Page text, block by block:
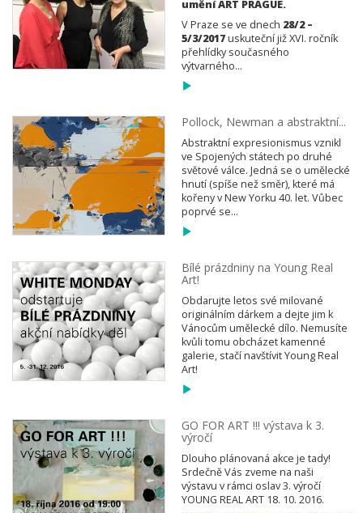
umění ART PRAGUE.
V Praze se ve dnech 28/2 –
5/3/2017uskuteční již XVI. ročník
přehlídky současného
výtvarného...
Pollock, Newman a abstraktní...
Abstraktní expresionismus vznikl
ve Spojených státech po druhé
světové válce. Jedná se o umělecké
hnutí (spíše než směr), které má
kořeny v New Yorku 40. let. Vůbec
poprvé se...
Bílé prázdniny na Young Real
Art!
Obdarujte letos své milované
originálním dárkem a dejte jim k
Vánocům umělecké dílo. Nemusíte
kvůli tomu obcházet kamenné
galerie, stačí navštívit Young Real
Art!
GO FOR ART !!! výstava k 3.
výročí
Dlouho plánovaná akce je tady!
Srdečně Vás zveme na naši
výstavu v rámci oslav 3. výročí
YOUNG REAL ART 18. 10. 2016.